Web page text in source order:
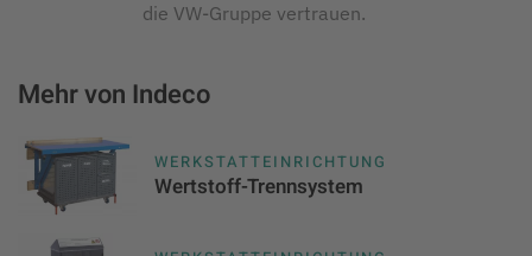
die VW-Gruppe vertrauen.
Mehr von Indeco
WERKSTATTEINRICHTUNG
Wertstoff-Trennsystem